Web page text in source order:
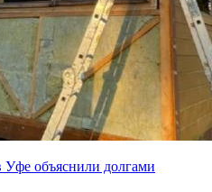
объяснили долгами